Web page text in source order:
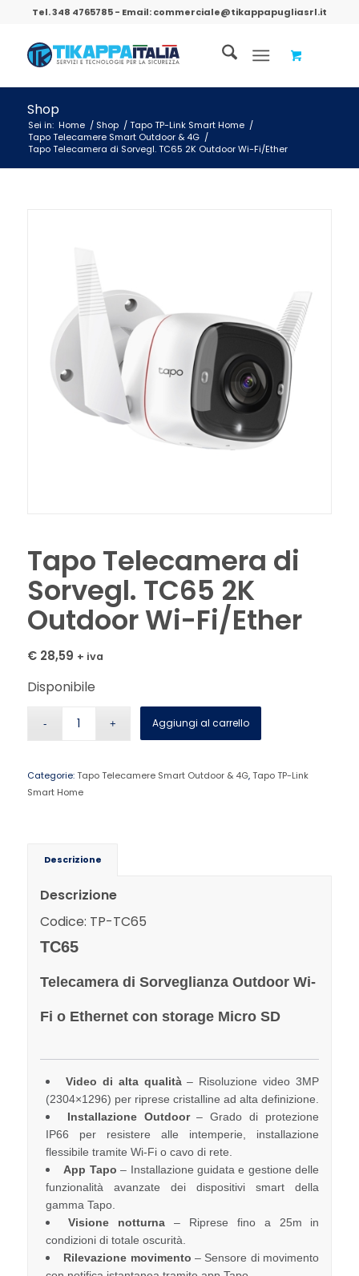
Tel.348 4765785- Email:commerciale@tikappapugliasrl.it
Shop
Sei in: Home / Shop / Tapo TP-Link Smart Home /
Tapo Telecamere Smart Outdoor & 4G /
Tapo Telecamera di Sorvegl. TC65 2K Outdoor Wi-Fi/Ether
Tapo Telecamera di
Sorvegl. TC65 2K
Outdoor Wi-Fi/Ether
€28,59 + iva
Disponibile
Aggiungi al carrello
Categorie:Tapo Telecamere Smart Outdoor & 4G,Tapo TP-Link
Smart Home
Descrizione
Descrizione
Codice: TP-TC65
TC65
Telecamera di Sorveglianza Outdoor Wi-
Fi o Ethernet con storage Micro SD
Video di alta qualità– Risoluzione video 3MP
(2304×1296) per riprese cristalline ad alta definizione.
Installazione Outdoor– Grado di protezione
IP66 per resistere alle intemperie, installazione
flessibile tramite Wi-Fi o cavo di rete.
App Tapo – Installazione guidata e gestione delle
funzionalità avanzate dei dispositivi smart della
gamma Tapo.
Visione notturna – Riprese fino a 25m in
condizioni di totale oscurità.
Rilevazione movimento – Sensore di movimento